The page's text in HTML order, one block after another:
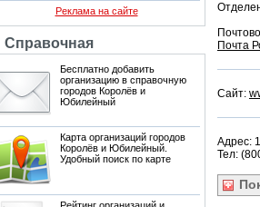
Реклама на сайте
Справочная
Бесплатно добавить
организацию в справочную
городов Королёв и
Юбилейный
Карта организаций городов
Королёв и Юбилейный.
Удобный поиск по карте
Почта
Сайт:
Адрес:
Тел: